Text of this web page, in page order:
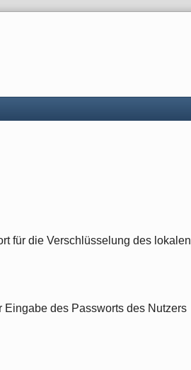
für die Verschlüsselung des lokalen
des Passworts des Nutzers